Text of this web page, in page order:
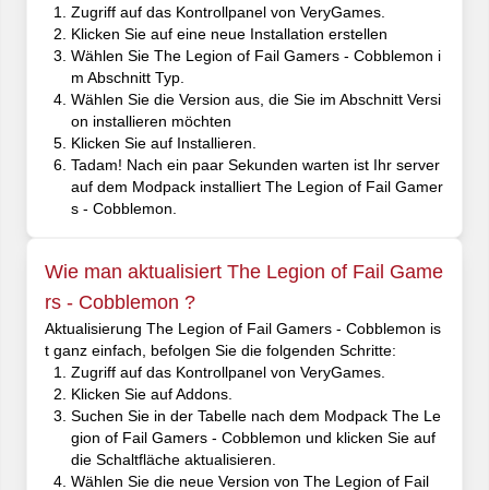
Zugriff auf das Kontrollpanel von VeryGames.
Klicken Sie auf eine neue Installation erstellen
Wählen Sie The Legion of Fail Gamers - Cobblemon i
m Abschnitt Typ.
Wählen Sie die Version aus, die Sie im Abschnitt Versi
on installieren möchten
Klicken Sie auf Installieren.
Tadam! Nach ein paar Sekunden warten ist Ihr server
auf dem Modpack installiert The Legion of Fail Gamer
s - Cobblemon.
Wie man aktualisiert The Legion of Fail Game
rs - Cobblemon ?
Aktualisierung The Legion of Fail Gamers - Cobblemon is
t ganz einfach, befolgen Sie die folgenden Schritte:
Zugriff auf das Kontrollpanel von VeryGames.
Klicken Sie auf Addons.
Suchen Sie in der Tabelle nach dem Modpack The Le
gion of Fail Gamers - Cobblemon und klicken Sie auf
die Schaltfläche aktualisieren.
Wählen Sie die neue Version von The Legion of Fail